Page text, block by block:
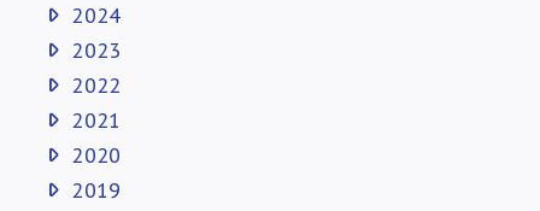
2024
2023
2022
2021
2020
2019